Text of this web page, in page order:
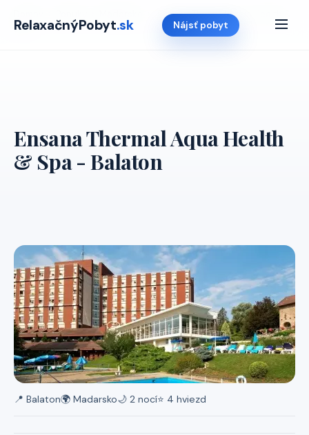
RelaxačnýPobyt.sk Nájsť pobyt
Ensana Thermal Aqua Health &
Spa
Ensana Thermal Aqua Health
& Spa - Balaton
📍 Balaton🌍 Madarsko🌙 2 nocí⭐ 4 hviezd